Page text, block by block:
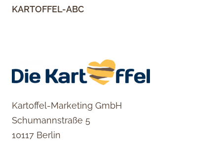
KARTOFFEL-ABC
Kartoffel-Marketing GmbH
Schumannstraße 5
10117 Berlin